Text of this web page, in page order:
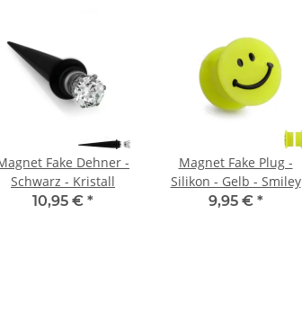
Fake Dehner -
Schwarz - Kristall
10,95 € *
Magnet Fake Plug -
Silikon - Gelb - Smiley
9,95 € *